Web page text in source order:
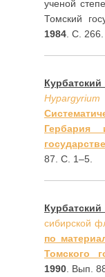
ученой
Томский
1984. С. 266.
Hypargyrium
87. С. 1–5.
сибирской
по
Томского
1990. Вып.